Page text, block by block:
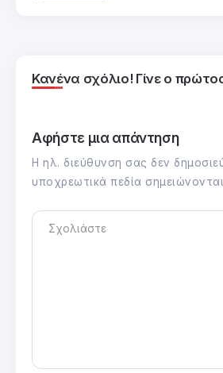
Κανένα σχόλιο! Γίνε ο
Αφήστε μια απάντηση
Η ηλ. διεύθυνση σας δεν
υποχρεωτικά πεδία